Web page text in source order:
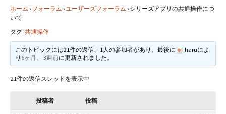
ホーム › フォーラム ›ユーザーズフォーラム › シリーズアプリの共通操作につ
いて
タグ: 共通操作
このトピックには21件の返信、1人の参加者があり、最後に haruによ
り 6ヶ月、 3週前に更新されました。
21件の返信スレッドを表示中
投稿者 投稿